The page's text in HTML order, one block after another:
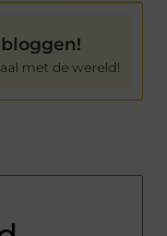
met de wereld!